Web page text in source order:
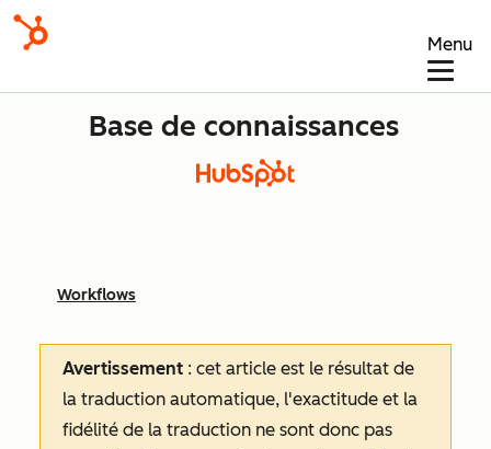
Menu
Base de connaissances
Workflows
Avertissement : cet article est le résultat de
la traduction automatique, l'exactitude et la
fidélité de la traduction ne sont donc pas